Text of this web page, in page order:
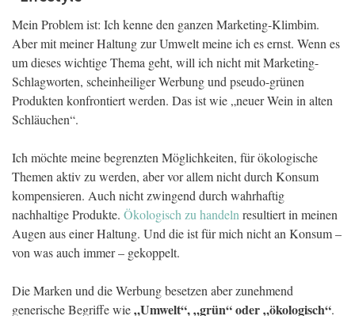
Mein Problem ist: Ich kenne den ganzen Marketing-Klimbim.
Aber mit meiner Haltung zur Umwelt meine ich es ernst. Wenn es
um dieses wichtige Thema geht, will ich nicht mit Marketing-
Schlagworten, scheinheiliger Werbung und pseudo-grünen
Produkten konfrontiert werden. Das ist wie „neuer Wein in alten
Schläuchen“.
Ich möchte meine begrenzten Möglichkeiten, für ökologische
Themen aktiv zu werden, aber vor allem nicht durch Konsum
kompensieren. Auch nicht zwingend durch wahrhaftig
nachhaltige Produkte. Ökologisch zu handeln resultiert in meinen
Augen aus einer Haltung. Und die ist für mich nicht an Konsum –
von was auch immer – gekoppelt.
Die Marken und die Werbung besetzen aber zunehmend
generische Begriffe wie„Umwelt“, „grün“ oder „ökologisch“.